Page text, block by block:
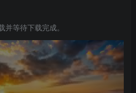
并等待下载完成。